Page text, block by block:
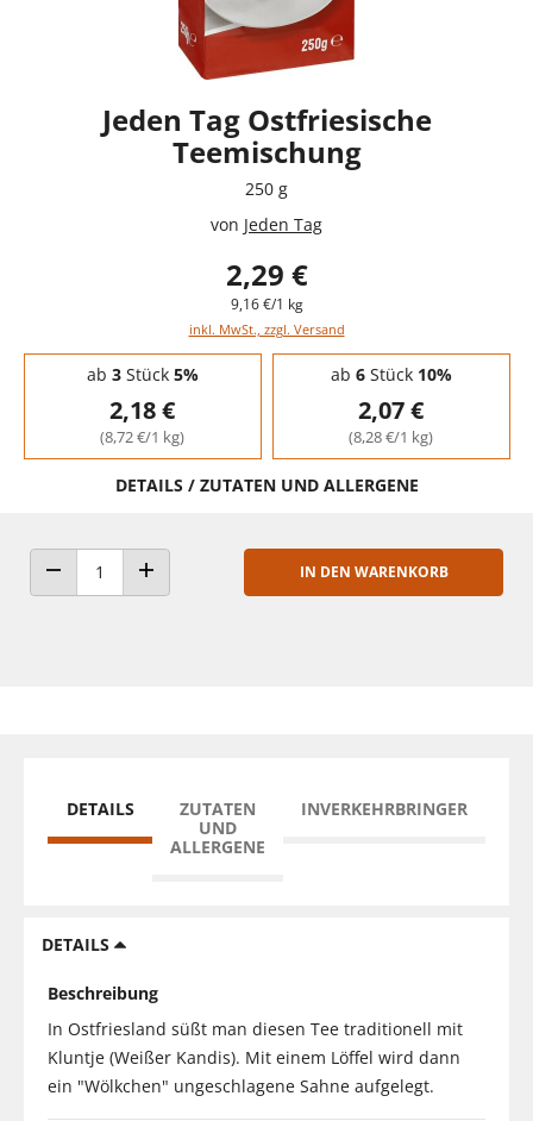
Jeden Tag Ostfriesische
Teemischung
250 g
von Jeden Tag
2,29 €
9,16 €/1 kg
inkl. MwSt., zzgl. Versand
Staffelpreise - Mengenrabatt
ab 3Stück 5%
2,18 €
(8,72 €/1 kg)
ab 6Stück 10%
2,07 €
(8,28 €/1 kg)
DETAILS / ZUTATEN UND ALLERGENE
ANZAHL VERRINGERNANZAHL ERHÖHEN
IN DEN WARENKORB
DETAILS
ZUTATEN
UND
ALLERGENE
INVERKEHRBRINGER
DETAILS
Beschreibung
In Ostfriesland süßt man diesen Tee traditionell mit
Kluntje (Weißer Kandis). Mit einem Löffel wird dann
ein "Wölkchen" ungeschlagene Sahne aufgelegt.